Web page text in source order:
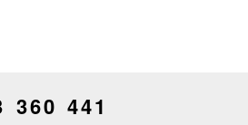
360 441